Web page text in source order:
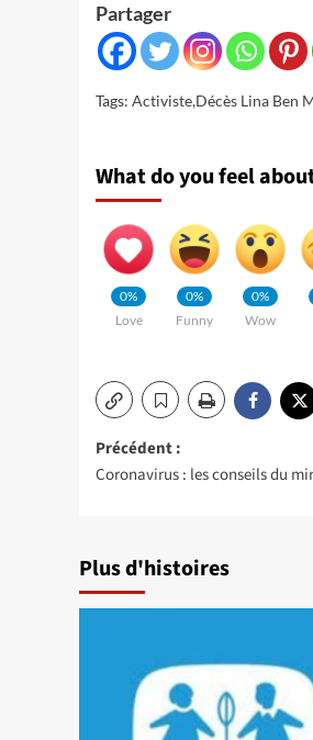
Partager
Tags: Activiste,Décès Lina Ben
What do you feel
0%
Love
0%
Funny
0%
Wow
Navigation
Précédent :
Coronavirus : les conseils du
Plus d'histoires